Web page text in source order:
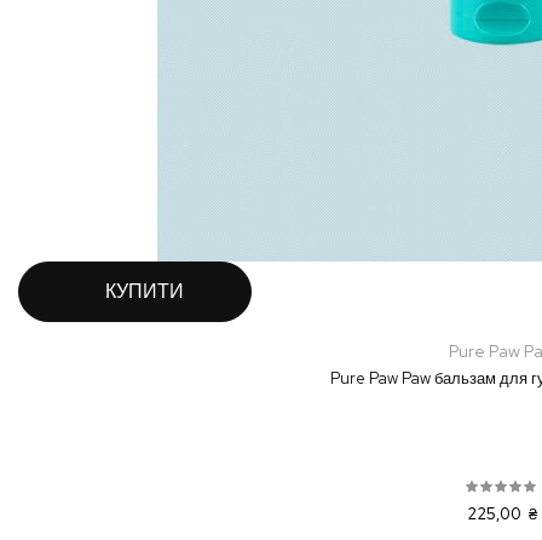
КУПИТИ
Pure Paw
Pure Paw Paw бальзам для
225,00 ₴